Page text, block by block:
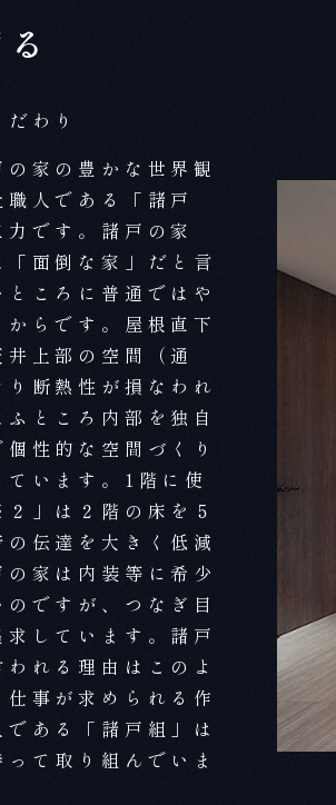
わり
家の豊かな世界観
人である「諸戸
です。諸戸の家
面倒な家」だと言
ころに普通ではや
らです。屋根直下
上部の空間（通
断熱性が損なわれ
ところ内部を独自
性的な空間づくり
います。1階に使
」は２階の床を５
伝達を大きく低減
家は内装等に希少
ですが、つなぎ目
しています。諸戸
れる理由はこのよ
事が求められる作
ある「諸戸組」は
て取り組んでいま